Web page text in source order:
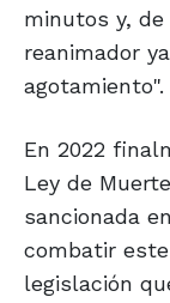
minutos y,
reanimador
agotamiento".
En 2022
Ley de
sancionada
combatir
legislación